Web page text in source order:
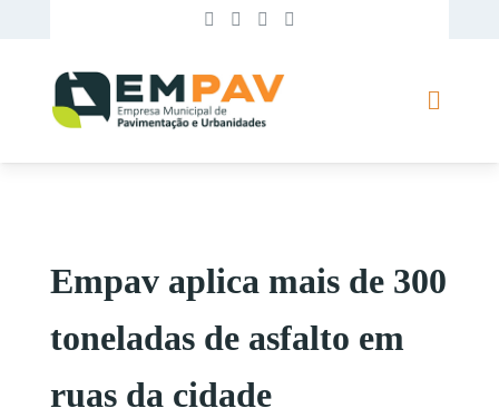
Empav aplica mais de 300
toneladas de asfalto em
ruas da cidade